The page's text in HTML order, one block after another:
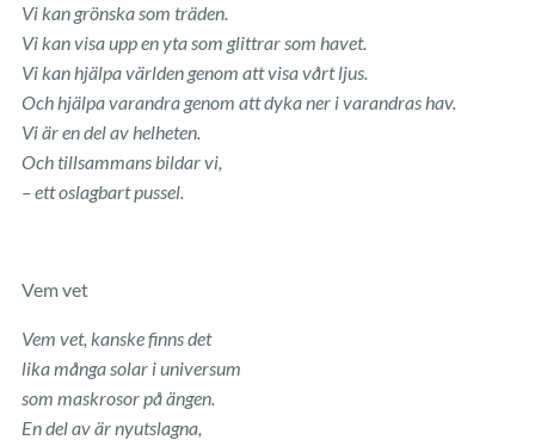
Vi kan grönska som träden.
Vi kan visa upp en yta som glittrar som havet.
Vi kan hjälpa världen genom att visa vårt ljus.
Och hjälpa varandra genom att dyka ner i varandras hav.
Vi är en del av helheten.
Och tillsammans bildar vi,
– ett oslagbart pussel.
Vem vet
Vem vet, kanske finns det
lika många solar i universum
som maskrosor på ängen.
En del av är nyutslagna,